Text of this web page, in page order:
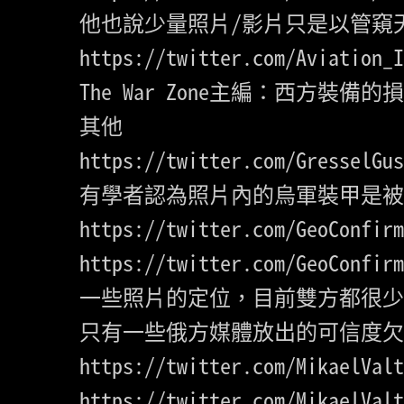
https://twitter.com/
The War Zone主編：西方裝備的
https://twitter.com/
https://twitter.com/
https://twitter.com/
一些照片的定位，目前雙方都很
https://twitter.com/